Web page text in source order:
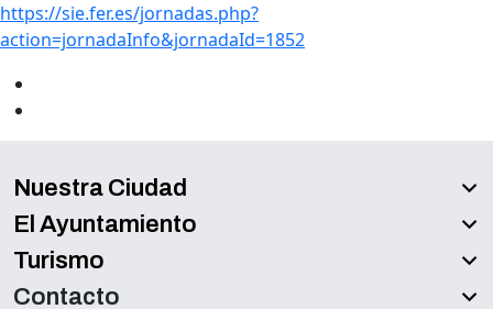
https://sie.fer.es/jornadas.php?
action=jornadaInfo&jornadaId=1852
Nuestra Ciudad
El Ayuntamiento
Turismo
Contacto